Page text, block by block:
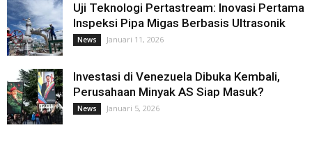
Uji Teknologi Pertastream: Inovasi Pertama
Inspeksi Pipa Migas Berbasis Ultrasonik
News Januari 11, 2026
Investasi di Venezuela Dibuka Kembali,
Perusahaan Minyak AS Siap Masuk?
News Januari 5, 2026